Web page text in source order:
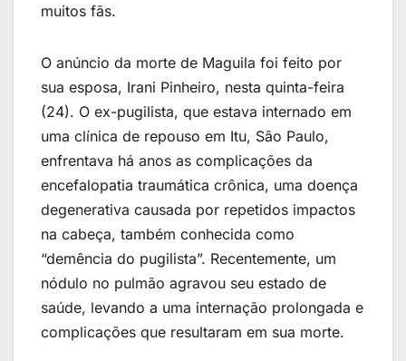
muitos fãs.
O anúncio da morte de Maguila foi feito por
sua esposa, Irani Pinheiro, nesta quinta-feira
(24). O ex-pugilista, que estava internado em
uma clínica de repouso em Itu, São Paulo,
enfrentava há anos as complicações da
encefalopatia traumática crônica, uma doença
degenerativa causada por repetidos impactos
na cabeça, também conhecida como
“demência do pugilista”. Recentemente, um
nódulo no pulmão agravou seu estado de
saúde, levando a uma internação prolongada e
complicações que resultaram em sua morte.